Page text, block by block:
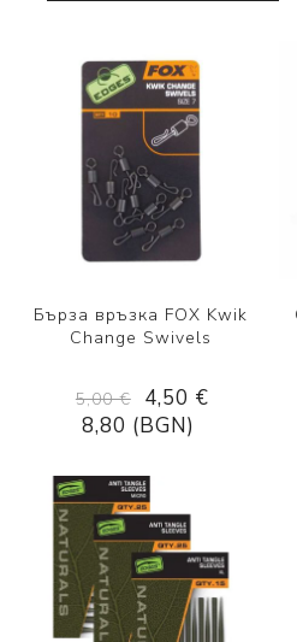
Бърза връзка FOX Kwik
Change Swivels
5,00 €
4,50 €
8,80 (BGN)